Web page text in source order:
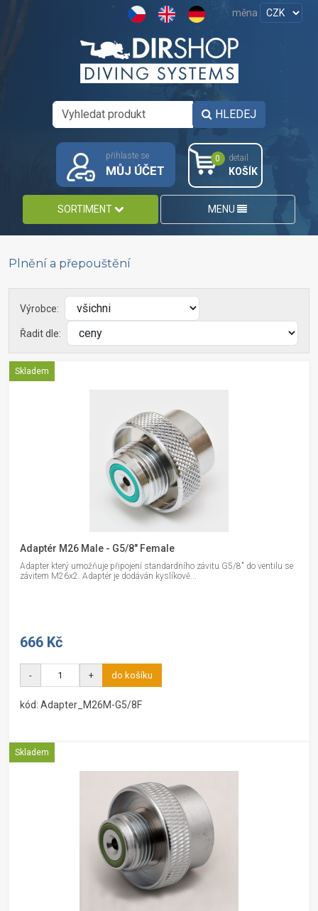
měna
HLEDEJ
přihlaste se
MŮJ ÚČET
0 detail
KOŠÍK
SORTIMENT MENU
Plnění a přepouštění
Výrobce:
Řadit dle:
Skladem
Adaptér M26 Male - G5/8" Female
Adapter který umožňuje připojení standardního závitu G5/8" do ventilu se
závitem M26x2. Adaptér je dodáván kyslíkově...
666 Kč
- + do košíku
kód: Adapter_M26M-G5/8F
Skladem